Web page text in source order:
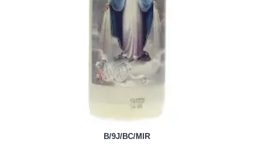
B/9J/BC/MIR